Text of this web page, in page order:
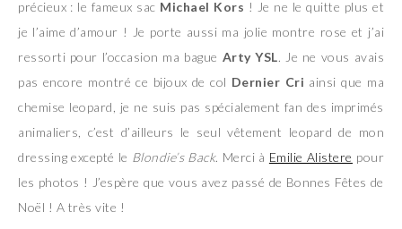
précieux : le fameux sac Michael Kors ! Je ne le quitte plus et
je l’aime d’amour ! Je porte aussi ma jolie montre rose et j’ai
ressorti pour l’occasion ma bague Arty YSL. Je ne vous avais
pas encore montré ce bijoux de col Dernier Cri ainsi que ma
chemise leopard, je ne suis pas spécialement fan des imprimés
animaliers, c’est d’ailleurs le seul vêtement leopard de mon
dressing excepté le Blondie’s Back. Merci à Emilie Alistere pour
les photos ! J’espère que vous avez passé de Bonnes Fêtes de
Noël ! A très vite !